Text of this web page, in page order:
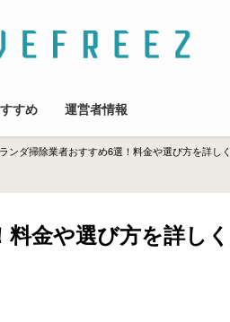
すめ 運営者情報
ンダ掃除業者おすすめ6選！料金や選び方を詳し
金や選び方を詳しく